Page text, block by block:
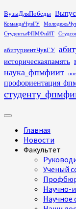
Перейти
к
содержимому
ВузыДляПобеды
КомандаЧувГУ
СтудентыФПМФиИТ
абитуриентЧувГУ
историческаяпамять
наука_фпмфиит
Основное
Главная
Новости
Факультет
Ученый
Научно-
Научное